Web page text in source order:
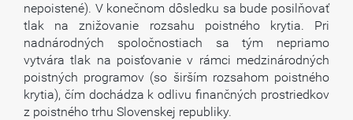
nepoistené). V konečnom dôsledku sa bude posilňovať
tlak na znižovanie rozsahu poistného krytia. Pri
nadnárodných spoločnostiach sa tým nepriamo
vytvára tlak na poisťovanie v rámci medzinárodných
poistných programov (so širším rozsahom poistného
krytia), čím dochádza k odlivu finančných prostriedkov
z poistného trhu Slovenskej republiky.